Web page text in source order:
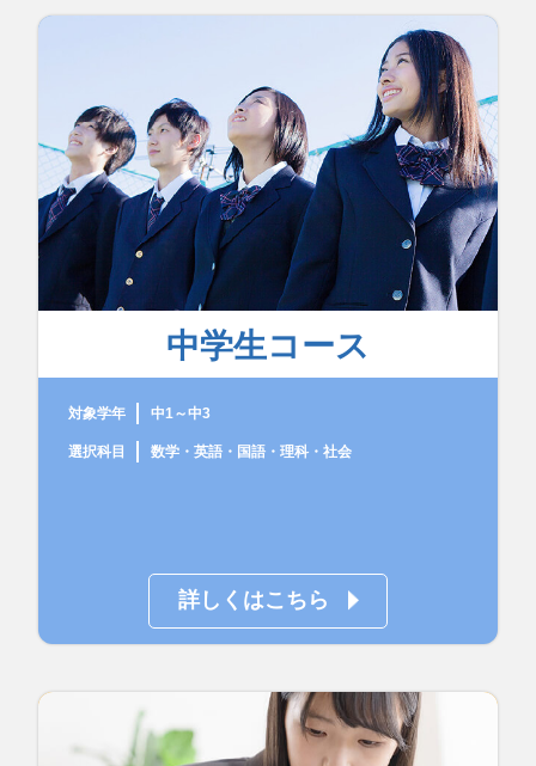
中学生コース
対象学年 中1～中3
選択科目 数学・英語・国語・理科・社会
詳しくはこちら